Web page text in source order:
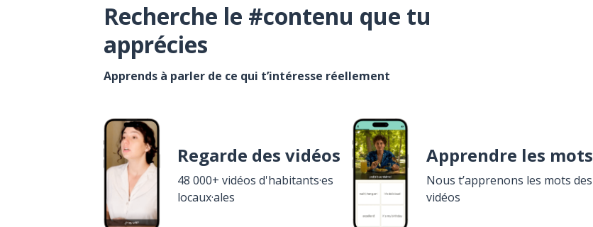
Recherche le #contenu que tu
apprécies
Apprends à parler de ce qui t’intéresse réellement
Regarde des vidéos
48 000+ vidéos d'habitants·es
locaux·ales
Apprendre les mots
Nous t’apprenons les mots des
vidéos